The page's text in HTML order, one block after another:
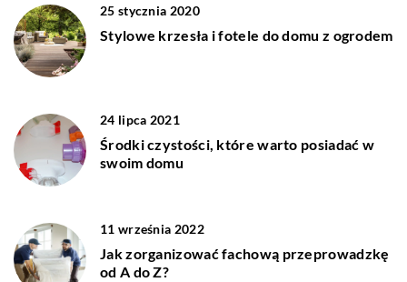
25 stycznia 2020
Stylowe krzesła i fotele do domu z ogrodem
24 lipca 2021
Środki czystości, które warto posiadać w
swoim domu
11 września 2022
Jak zorganizować fachową przeprowadzkę
od A do Z?